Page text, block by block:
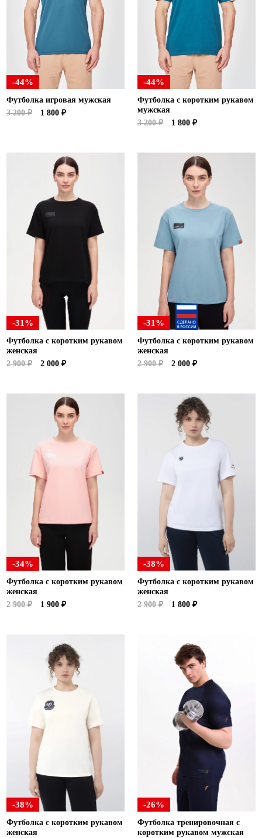
Ханты-Мансийский автономный округ (3)
Челябинская область (2)
Ямало-Ненецкий автономный округ (1)
Ярославская область (1)
-44%
Футболка игровая мужская
3 200 ₽
1 800 ₽
-44%
Футболка с коротким рукавом
мужская
3 200 ₽
1 800 ₽
-31%
Футболка с коротким рукавом
женская
2 900 ₽
2 000 ₽
-31%
Футболка с коротким рукавом
женская
2 900 ₽
2 000 ₽
-34%
Футболка с коротким рукавом
женская
2 900 ₽
1 900 ₽
-38%
Футболка с коротким рукавом
женская
2 900 ₽
1 800 ₽
-38%
Футболка с коротким рукавом
женская
-26%
Футболка тренировочная с
коротким рукавом мужская